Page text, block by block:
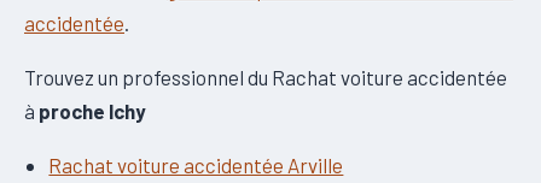
accidentée.
Trouvez un professionnel du Rachat voiture accidentée
à proche Ichy
Rachat voiture accidentée Arville